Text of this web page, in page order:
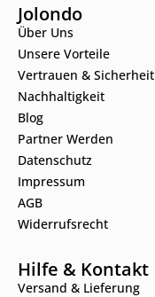
Jolondo
Über Uns
Unsere Vorteile
Vertrauen & Sicherheit
Nachhaltigkeit
Blog
Partner Werden
Datenschutz
Impressum
AGB
Widerrufsrecht
Hilfe & Kontakt
Versand & Lieferung